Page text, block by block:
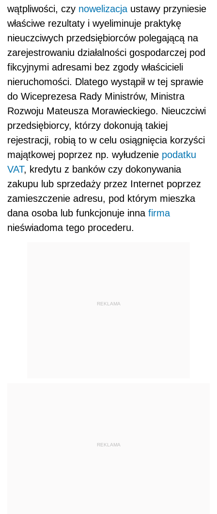
wątpliwości, czy nowelizacja ustawy przyniesie
właściwe rezultaty i wyeliminuje praktykę
nieuczciwych przedsiębiorców polegającą na
zarejestrowaniu działalności gospodarczej pod
fikcyjnymi adresami bez zgody właścicieli
nieruchomości. Dlatego wystąpił w tej sprawie
do Wiceprezesa Rady Ministrów, Ministra
Rozwoju Mateusza Morawieckiego. Nieuczciwi
przedsiębiorcy, którzy dokonują takiej
rejestracji, robią to w celu osiągnięcia korzyści
majątkowej poprzez np. wyłudzenie podatku
VAT, kredytu z banków czy dokonywania
zakupu lub sprzedaży przez Internet poprzez
zamieszczenie adresu, pod którym mieszka
dana osoba lub funkcjonuje inna firma
nieświadoma tego procederu.
REKLAMA
REKLAMA